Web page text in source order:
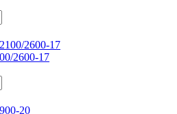
2600-17